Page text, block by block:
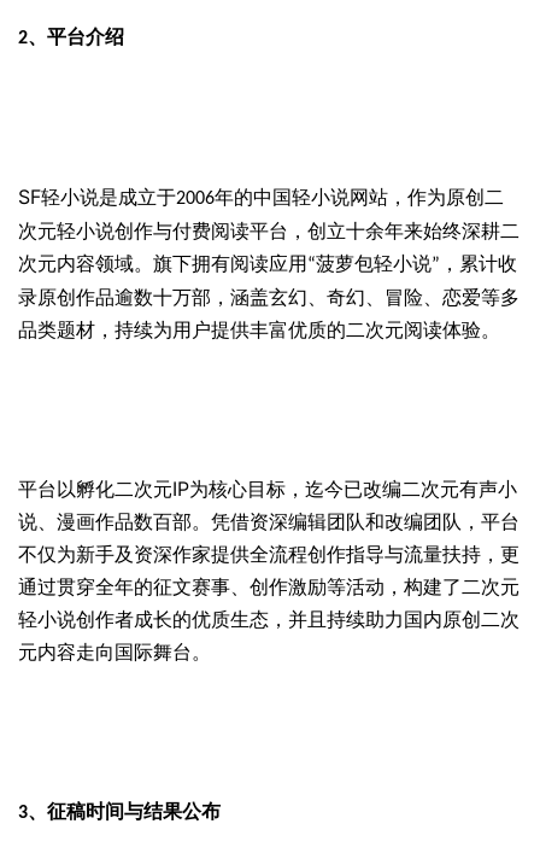
2、 平台介绍
SF轻小说是成立于2006年的中国轻小说网站，作为原创二
次元轻小说创作与付费阅读平台，创立十余年来始终深耕二
次元内容领域。旗下拥有阅读应用 “菠萝包轻小说” ，累计收
录原创作品逾数十万部，涵盖玄幻、奇幻、冒险、恋爱等多
品类题材，持续为用户提供丰富优质的二次元阅读体验。
平台以孵化二次元IP为核心目标，迄今已改编二次元有声小
说、漫画作品数百部。凭借资深编辑团队和改编团队，平台
不仅为新手及资深作家提供全流程创作指导与流量扶持，更
通过贯穿全年的征文赛事、创作激励等活动，构建了二次元
轻小说创作者成长的优质生态，并且持续助力国内原创二次
元内容走向国际舞台。
3、 征稿时间与结果公布